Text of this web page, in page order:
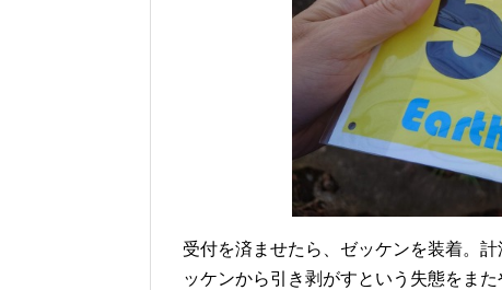
受付を済ませたら、ゼッケンを装着。
ッケンから引き剥がすという失態をま